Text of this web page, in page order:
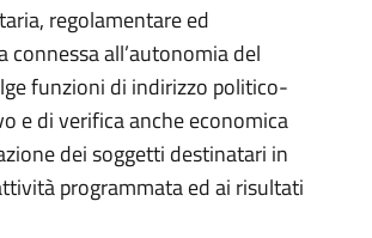
regolamentare ed
connessa all’autonomia del
funzioni di indirizzo politico-
e di verifica anche economica
dei soggetti destinatari in
programmata ed ai risultati